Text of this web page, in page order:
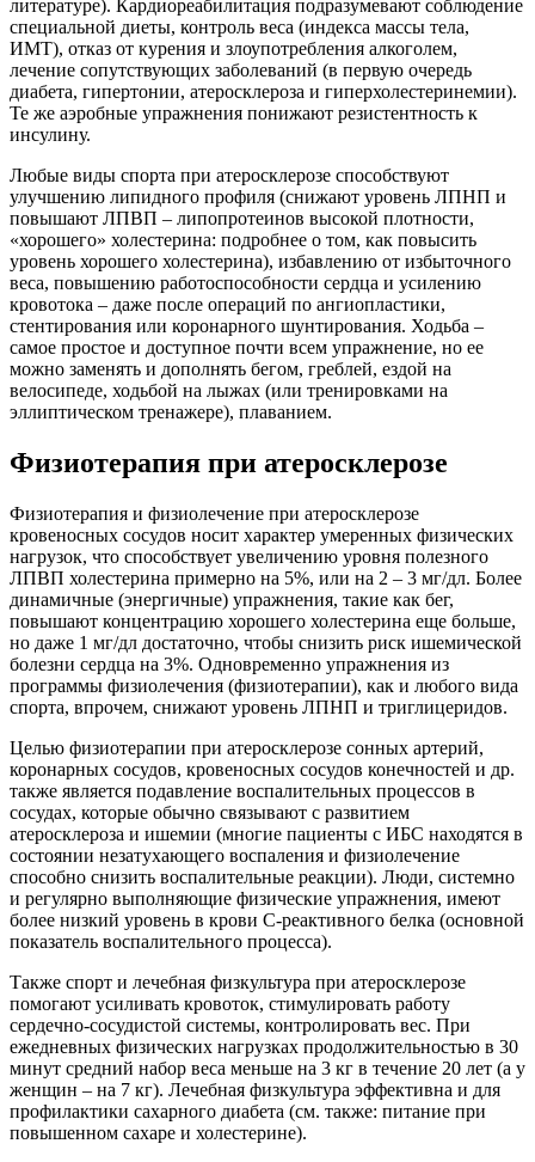
литературе). Кардиореабилитация подразумевают соблюдение
специальной диеты, контроль веса (индекса массы тела,
ИМТ), отказ от курения и злоупотребления алкоголем,
лечение сопутствующих заболеваний (в первую очередь
диабета, гипертонии, атеросклероза и гиперхолестеринемии).
Те же аэробные упражнения понижают резистентность к
инсулину.
Любые виды спорта при атеросклерозе способствуют
улучшению липидного профиля (снижают уровень ЛПНП и
повышают ЛПВП – липопротеинов высокой плотности,
«хорошего» холестерина: подробнее о том, как повысить
уровень хорошего холестерина), избавлению от избыточного
веса, повышению работоспособности сердца и усилению
кровотока – даже после операций по ангиопластики,
стентирования или коронарного шунтирования. Ходьба –
самое простое и доступное почти всем упражнение, но ее
можно заменять и дополнять бегом, греблей, ездой на
велосипеде, ходьбой на лыжах (или тренировками на
эллиптическом тренажере), плаванием.
Физиотерапия при атеросклерозе
Физиотерапия и физиолечение при атеросклерозе
кровеносных сосудов носит характер умеренных физических
нагрузок, что способствует увеличению уровня полезного
ЛПВП холестерина примерно на 5%, или на 2 – 3 мг/дл. Более
динамичные (энергичные) упражнения, такие как бег,
повышают концентрацию хорошего холестерина еще больше,
но даже 1 мг/дл достаточно, чтобы снизить риск ишемической
болезни сердца на 3%. Одновременно упражнения из
программы физиолечения (физиотерапии), как и любого вида
спорта, впрочем, снижают уровень ЛПНП и триглицеридов.
Целью физиотерапии при атеросклерозе сонных артерий,
коронарных сосудов, кровеносных сосудов конечностей и др.
также является подавление воспалительных процессов в
сосудах, которые обычно связывают с развитием
атеросклероза и ишемии (многие пациенты с ИБС находятся в
состоянии незатухающего воспаления и физиолечение
способно снизить воспалительные реакции). Люди, системно
и регулярно выполняющие физические упражнения, имеют
более низкий уровень в крови С-реактивного белка (основной
показатель воспалительного процесса).
Также спорт и лечебная физкультура при атеросклерозе
помогают усиливать кровоток, стимулировать работу
сердечно-сосудистой системы, контролировать вес. При
ежедневных физических нагрузках продолжительностью в 30
минут средний набор веса меньше на 3 кг в течение 20 лет (а у
женщин – на 7 кг). Лечебная физкультура эффективна и для
профилактики сахарного диабета (см. также: питание при
повышенном сахаре и холестерине).